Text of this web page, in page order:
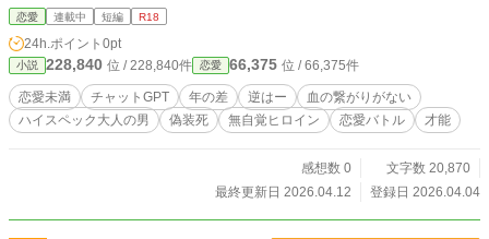
会い、関わることで男たちは少しずつ変わっていく。
恋愛 連載中 短編 R18
24h.ポイント 0pt
小説 228,840 位 / 228,840件 恋愛 66,375 位 / 66,375件
恋愛未満 チャットGPT 年の差 逆はー
血の繋がりがない
ハイスペック大人の男
偽装死 無自覚ヒロイン 恋愛バトル 才能
感想数 0
文字数 20,870
最終更新日 2026.04.12
登録日 2026.04.04